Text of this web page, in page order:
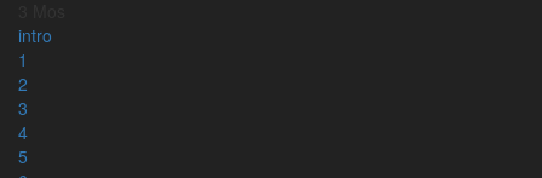
intro
1
2
3
4
5
Kontakt